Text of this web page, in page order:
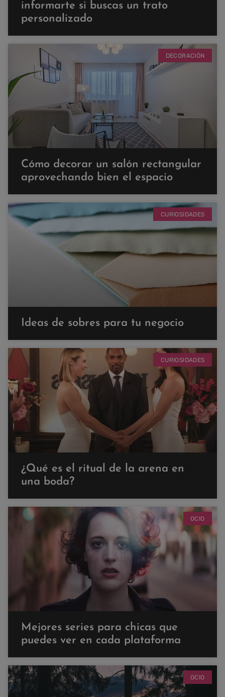
informarte si buscas un trato
personalizado
DECORACIÓN
Cómo decorar un salón rectangular
aprovechando bien el espacio
CURIOSIDADES
Ideas de sobres para tu negocio
CURIOSIDADES
¿Qué es el ritual de la arena en
una boda?
OCIO
Mejores series para chicas que
puedes ver en cada plataforma
OCIO